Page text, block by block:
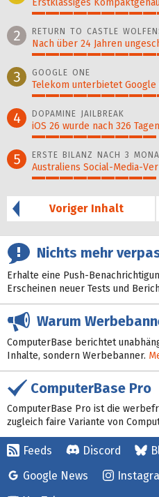
Erstklassiges
100%
2 RETURN TO CASTLE
Nach über 24 Jahren
98%
3 GOOGLE ONE
Telekom unterbietet
52%
4 DOPAMINE JAILBREAK
iOS 26 wurde nach 326
46%
5 ERSTE BILANZ NACH 3
Australiens Social-Media-
46%
Voriger Inhalt
Nichts mehr
Erhalte eine Push-
Erscheinen neuer Tests und
Warum
ComputerBase berichtet
Inhalte, sondern Werbebanner.
ComputerBase Pro
ComputerBase Pro ist die
zugleich faire Variante von
Feeds Discord
Google News